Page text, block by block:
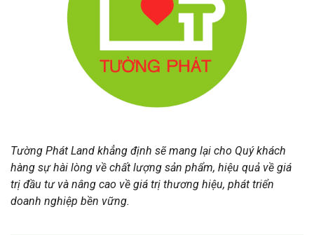
Tường Phát Land khẳng định sẽ mang lại cho Quý khách
hàng sự hài lòng về chất lượng sản phẩm, hiệu quả về giá
trị đầu tư và nâng cao về giá trị thương hiệu, phát triển
doanh nghiệp bền vững.